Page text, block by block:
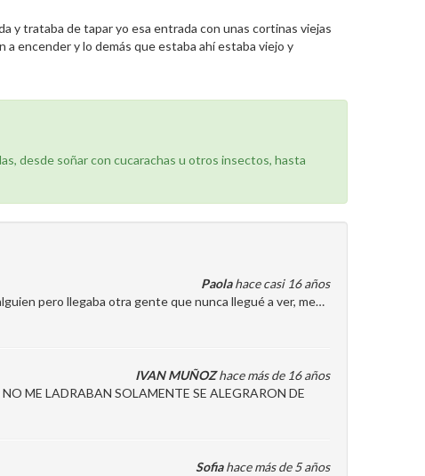
y trataba de tapar yo esa entrada con unas cortinas viejas
encender y lo demás que estaba ahí estaba viejo y
desde soñar con cucarachas u otros insectos, hasta
Paolahace casi 16 años
pero llegaba otra gente que nunca llegué a ver, me…
IVAN MUÑOZhace más de 16 años
ME LADRABAN SOLAMENTE SE ALEGRARON DE
Sofiahace más de 5 años